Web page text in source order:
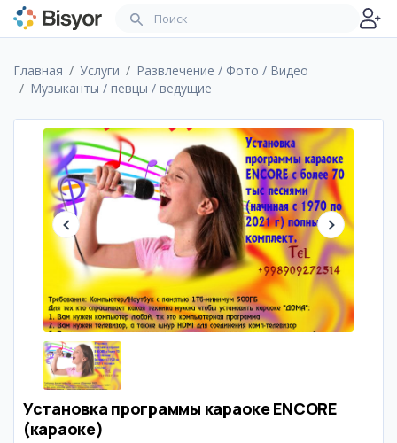
Главная Услуги
Развлечение / Фото / Видео
Музыканты / певцы / ведущие
Установка программы караоке ENCORE
(караоке)